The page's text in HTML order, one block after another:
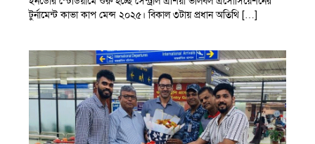
টুর্নামেন্ট কাভা কাপ মেন্স ২০২৫। বিকাল ৩টায় প্রধান অতিথি […]